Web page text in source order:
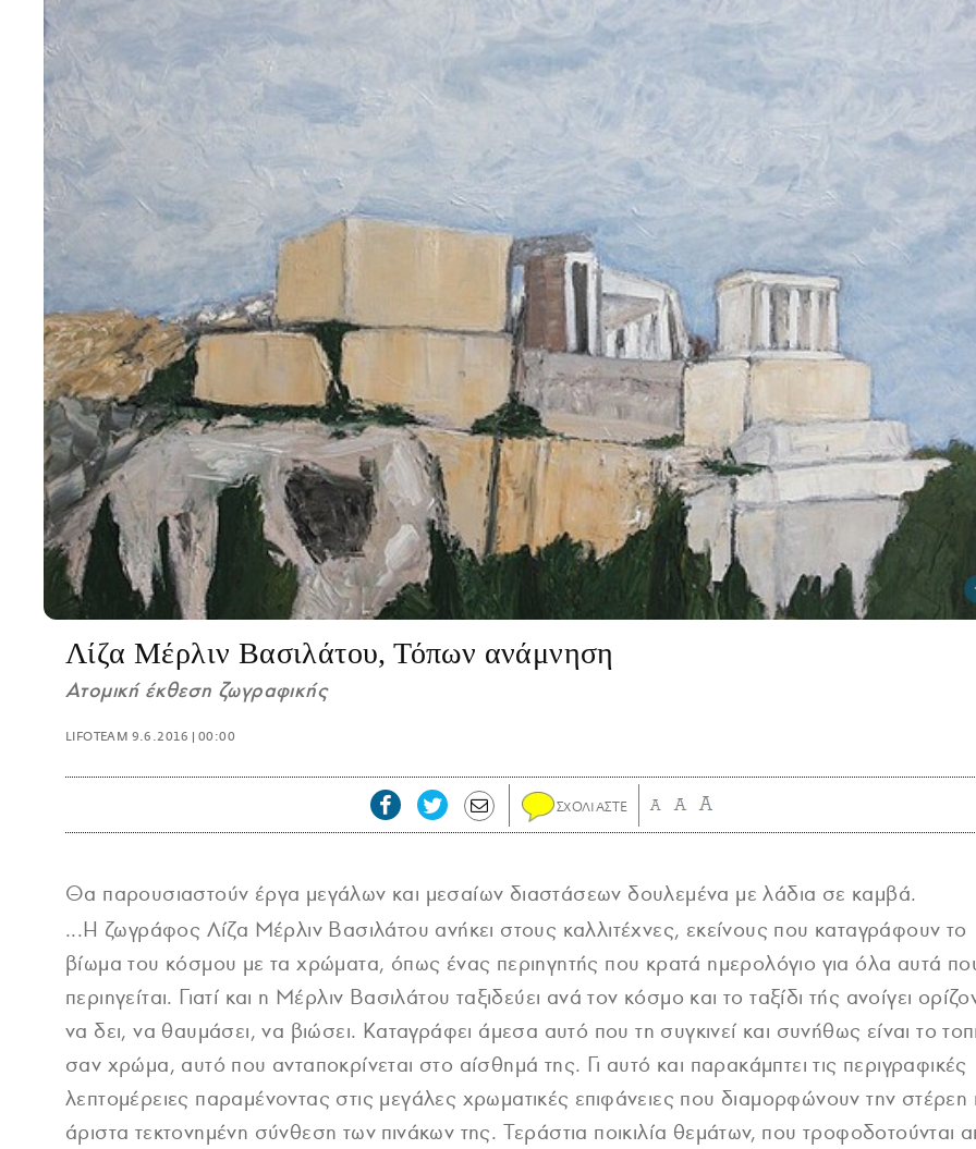
Λίζα Μέρλιν Βασιλάτου, Τόπων ανάμνηση
Ατομική έκθεση ζωγραφικής
LIFOTEAM 9.6.2016 | 00:00
Θα παρουσιαστούν έργα μεγάλων και μεσαίων διαστάσεων δουλεμένα με λάδια σε καμβά.
...Η ζωγράφος Λίζα Μέρλιν Βασιλάτου ανήκει στους καλλιτέχνες, εκείνους που καταγράφουν το
βίωμα του κόσμου με τα χρώματα, όπως ένας περιηγητής που κρατά ημερολόγιο για όλα αυτά
περιηγείται. Γιατί και η Μέρλιν Βασιλάτου ταξιδεύει ανά τον κόσμο και το ταξίδι τής ανοίγει
να δει, να θαυμάσει, να βιώσει. Καταγράφει άμεσα αυτό που τη συγκινεί και συνήθως είναι το
σαν χρώμα, αυτό που ανταποκρίνεται στο αίσθημά της. Γι αυτό και παρακάμπτει τις περιγραφικές
λεπτομέρειες παραμένοντας στις μεγάλες χρωματικές επιφάνειες που διαμορφώνουν την στέρεη
άριστα τεκτονημένη σύνθεση των πινάκων της. Τεράστια ποικιλία θεμάτων, που τροφοδοτούνται